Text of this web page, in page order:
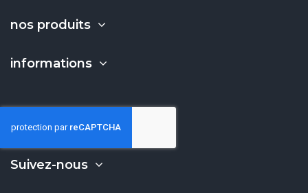
nos produits
informations
Suivez-nous